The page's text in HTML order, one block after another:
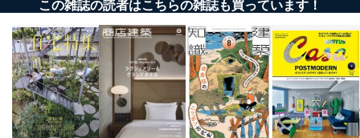
ソフトウェア等を導入し、自動更新 機能等の活用
情報システムの使用に伴う漏洩等の防止
メール等により個人データの含まれるファイルを
送信する場合に、当該ファイルへのパスワードを
設定しています。
個人情報保護マネジメントシステムの継続的改善
この雑誌の読者はこちらの雑誌も買っています！